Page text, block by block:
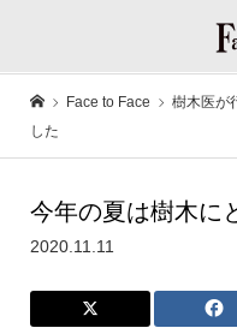
Face to Face 樹木医が
した
今年の夏は樹木に
2020.11.11